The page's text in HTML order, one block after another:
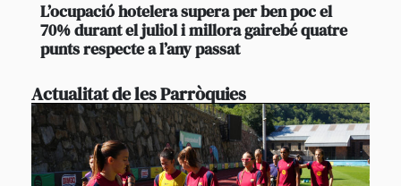
L’ocupació hotelera supera per ben poc el
70% durant el juliol i millora gairebé quatre
punts respecte a l’any passat
Actualitat de les Parròquies